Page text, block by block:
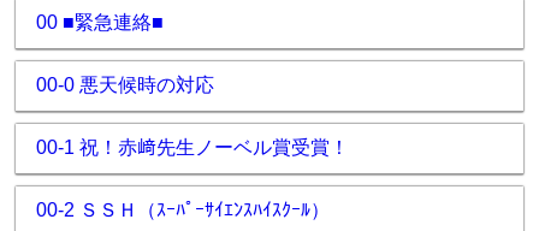
00 ■緊急連絡■
00-0 悪天候時の対応
00-1 祝！赤﨑先生ノーベル賞受賞！
00-2 ＳＳＨ（ｽｰﾊﾟｰｻｲｴﾝｽﾊｲｽｸｰﾙ）